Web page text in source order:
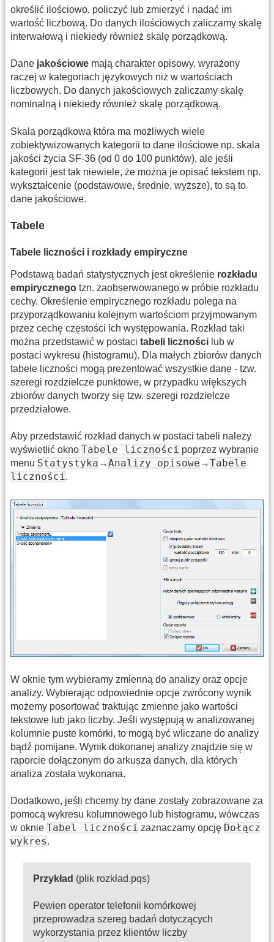
określić ilościowo, policzyć lub zmierzyć i nadać im
wartość liczbową. Do danych ilościowych zaliczamy skalę
interwałową i niekiedy również skalę porządkową.
Dane jakościowe mają charakter opisowy, wyrażony
raczej w kategoriach językowych niż w wartościach
liczbowych. Do danych jakościowych zaliczamy skalę
nominalną i niekiedy również skalę porządkową.
Skala porządkowa która ma możliwych wiele
zobiektywizowanych kategorii to dane ilościowe np. skala
jakości życia SF-36 (od 0 do 100 punktów), ale jeśli
kategorii jest tak niewiele, że można je opisać tekstem np.
wykształcenie (podstawowe, średnie, wyższe), to są to
dane jakościowe.
Tabele
Tabele liczności i rozkłady empiryczne
Podstawą badań statystycznych jest określenie rozkładu
empirycznego tzn. zaobserwowanego w próbie rozkładu
cechy. Określenie empirycznego rozkładu polega na
przyporządkowaniu kolejnym wartościom przyjmowanym
przez cechę częstości ich występowania. Rozkład taki
można przedstawić w postaci tabeli liczności lub w
postaci wykresu (histogramu). Dla małych zbiorów danych
tabele liczności mogą prezentować wszystkie dane - tzw.
szeregi rozdzielcze punktowe, w przypadku większych
zbiorów danych tworzy się tzw. szeregi rozdzielcze
przedziałowe.
Aby przedstawić rozkład danych w postaci tabeli należy
wyświetlić okno Tabele liczności poprzez wybranie
menu Statystyka →Analizy opisowe →Tabele
liczności.
W oknie tym wybieramy zmienną do analizy oraz opcje
analizy. Wybierając odpowiednie opcje zwrócony wynik
możemy posortować traktując zmienne jako wartości
tekstowe lub jako liczby. Jeśli występują w analizowanej
kolumnie puste komórki, to mogą być wliczane do analizy
bądź pomijane. Wynik dokonanej analizy znajdzie się w
raporcie dołączonym do arkusza danych, dla których
analiza została wykonana.
Dodatkowo, jeśli chcemy by dane zostały zobrazowane za
pomocą wykresu kolumnowego lub histogramu, wówczas
w oknie Tabel liczności zaznaczamy opcję Dołącz
wykres.
Przykład (plik rozkład.pqs)
Pewien operator telefonii komórkowej
przeprowadza szereg badań dotyczących
wykorzystania przez klientów liczby